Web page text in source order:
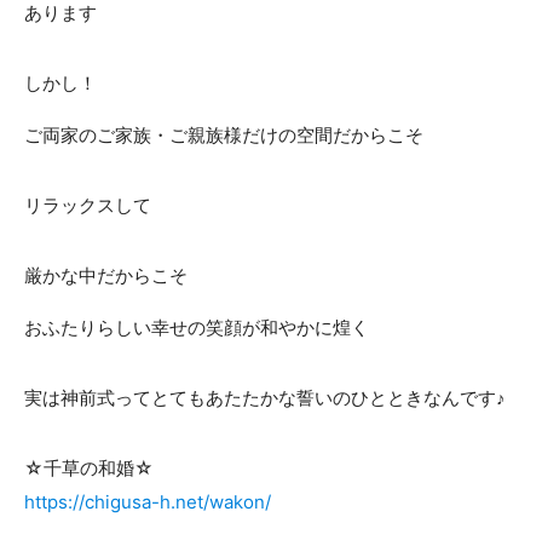
あります
しかし！
ご両家のご家族・ご親族様だけの空間だからこそ
リラックスして
厳かな中だからこそ
おふたりらしい幸せの笑顔が和やかに煌く
実は神前式ってとてもあたたかな誓いのひとときなんです♪
☆千草の和婚☆
https://chigusa-h.net/wakon/